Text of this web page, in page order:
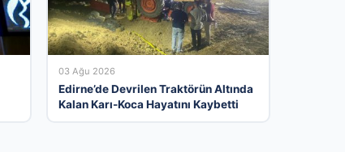
03 Ağu 2026
Edirne’de Devrilen Traktörün Altında
Kalan Karı-Koca Hayatını Kaybetti